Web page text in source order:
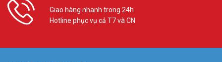
Giao hàng nhanh trong 24h
Hotline phục vụ cả T7 và CN